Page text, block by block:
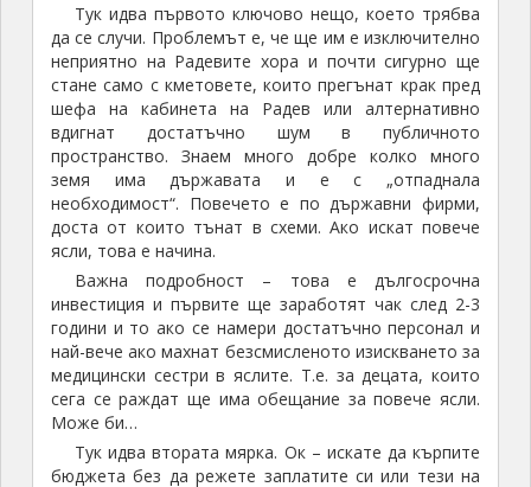
Тук идва първото ключово нещо, което трябва
да се случи. Проблемът е, че ще им е изключително
неприятно на Радевите хора и почти сигурно ще
стане само с кметовете, които прегънат крак пред
шефа на кабинета на Радев или алтернативно
вдигнат достатъчно шум в публичното
пространство. Знаем много добре колко много
земя има държавата и е с „отпаднала
необходимост“. Повечето е по държавни фирми,
доста от които тънат в схеми. Ако искат повече
ясли, това е начина.
Важна подробност – това е дългосрочна
инвестиция и първите ще заработят чак след 2-3
години и то ако се намери достатъчно персонал и
най-вече ако махнат безсмисленото изискването за
медицински сестри в яслите. Т.е. за децата, които
сега се раждат ще има обещание за повече ясли.
Може би…
Тук идва втората мярка. Ок – искате да кърпите
бюджета без да режете заплатите си или тези на